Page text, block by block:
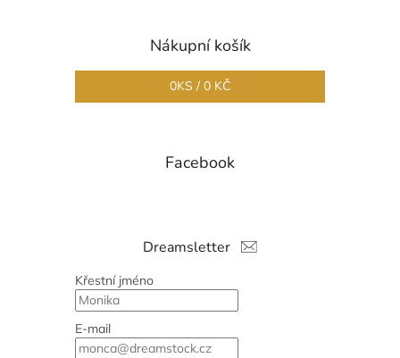
Nákupní košík
0KS / 0 KČ
Facebook
Dreamsletter
Křestní jméno
E-mail